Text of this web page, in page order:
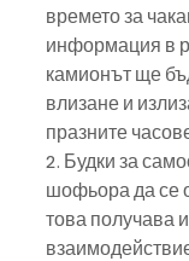
времето за
информация в
камионът ще
влизане и
празните
2. Будки за
шофьора да се
това получава